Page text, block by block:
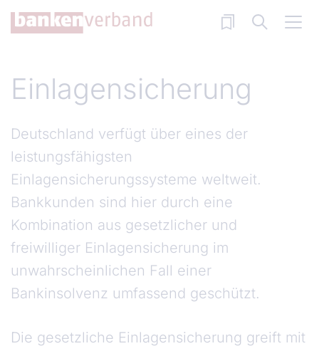
Direkt zum Inhalt
Einlagensicherung
Deutschland verfügt über eines der
leistungsfähigsten
Einlagensicherungssysteme weltweit.
Bankkunden sind hier durch eine
Kombination aus gesetzlicher und
freiwilliger Einlagensicherung im
unwahrscheinlichen Fall einer
Bankinsolvenz umfassend geschützt.
Die gesetzliche Einlagensicherung greift mit